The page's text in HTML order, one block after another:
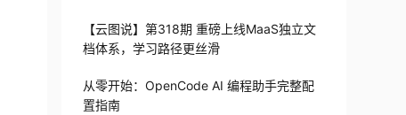
【云图说】第318期 重磅上线MaaS独立文
档体系，学习路径更丝滑
从零开始：OpenCode AI 编程助手完整配
置指南